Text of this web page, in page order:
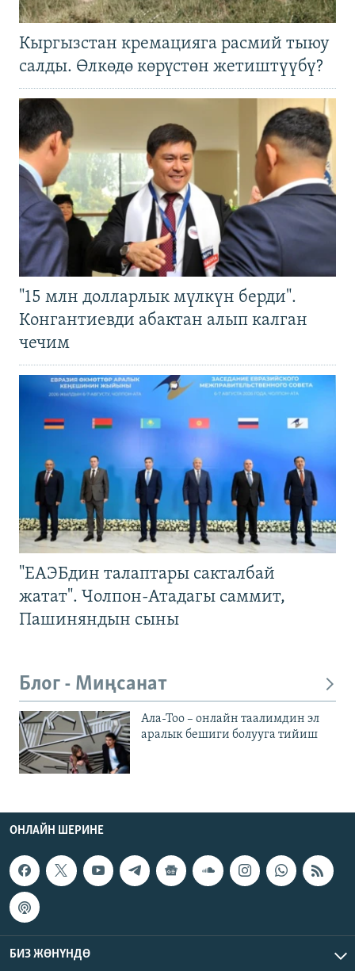
Кыргызстан кремацияга расмий тыюу
салды. Өлкөдө көрүстөн жетиштүүбү?
"15 млн долларлык мүлкүн берди".
Конгантиевди абактан алып калган
чечим
"ЕАЭБдин талаптары сакталбай
жатат". Чолпон-Атадагы саммит,
Пашиняндын сыны
Блог - Миңсанат
Ала-Тоо – онлайн таалимдин эл
аралык бешиги болууга тийиш
ОНЛАЙН ШЕРИНЕ
БИЗ ЖӨНҮНДӨ